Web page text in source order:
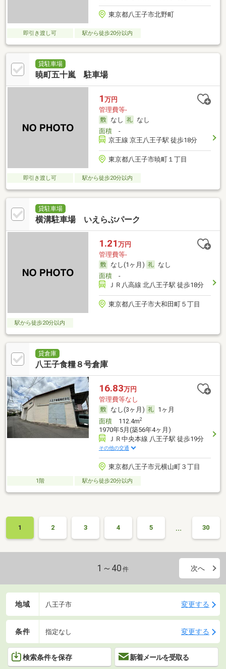
東京都八王子市北野町
即引き渡し可 駅から徒歩20分以内
貸駐車場
暁町五十嵐 駐車場
1 万円
管理費等-
なし
なし
面積-
京王線 京王八王子駅 徒歩18分
東京都八王子市暁町１丁目
即引き渡し可 駅から徒歩20分以内
貸駐車場
横溝駐車場 いえらぶパーク
1.21 万円
管理費等-
なし(1ヶ月)
なし
面積-
ＪＲ八高線 北八王子駅 徒歩18分
東京都八王子市大和田町５丁目
駅から徒歩20分以内
貸倉庫
八王子食糧８号倉庫
16.83万円
管理費等なし
なし(3ヶ月)
1ヶ月
面積112.4m2
1970年5月(築56年4ヶ月)
ＪＲ中央本線 八王子駅 徒歩19分
その他の交通
東京都八王子市元横山町３丁目
1階 駅から徒歩20分以内
1 2 3 4 5 … 30
1～40 件 次へ
地域 八王子市 変更する
条件 指定なし 変更する
検索条件を保存 新着メールを受取る